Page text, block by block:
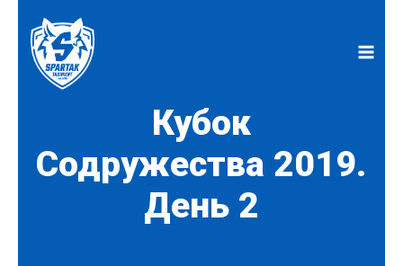
содержимому
Кубок
Содружества 2019.
День 2